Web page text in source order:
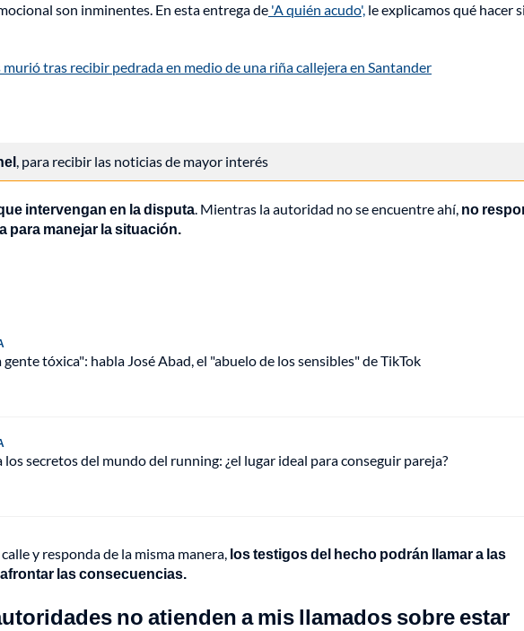
son inminentes. En esta entrega de 'A quién acudo', le explicamos qué hacer
murió tras recibir pedrada en medio de una riña callejera en Santander
, para recibir las noticias de mayor interés
intervengan en la disputa. Mientras la autoridad no se encuentre ahí, no
para manejar la situación.
tóxica": habla José Abad, el "abuelo de los sensibles" de TikTok
secretos del mundo del running: ¿el lugar ideal para conseguir pareja?
y responda de la misma manera, los testigos del hecho podrán llamar a las
las consecuencias.
no atienden a mis llamados sobre estar